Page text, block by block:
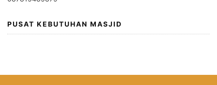
PUSAT KEBUTUHAN MASJID